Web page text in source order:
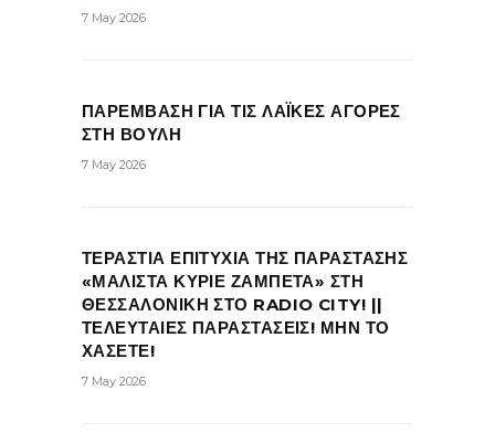
7 May 2026
ΠΑΡΕΜΒΑΣΗ ΓΙΑ ΤΙΣ ΛΑΪΚΕΣ ΑΓΟΡΕΣ
ΣΤΗ ΒΟΥΛΗ
7 May 2026
ΤΕΡΑΣΤΙΑ ΕΠΙΤΥΧΙΑ ΤΗΣ ΠΑΡΑΣΤΑΣΗΣ
«ΜΑΛΙΣΤΑ ΚΥΡΙΕ ΖΑΜΠΕΤΑ» ΣΤΗ
ΘΕΣΣΑΛΟΝΙΚΗ ΣΤΟ RADIO CITY! ||
ΤΕΛΕΥΤΑΙΕΣ ΠΑΡΑΣΤΑΣΕΙΣ! ΜΗΝ ΤΟ
ΧΑΣΕΤΕ!
7 May 2026